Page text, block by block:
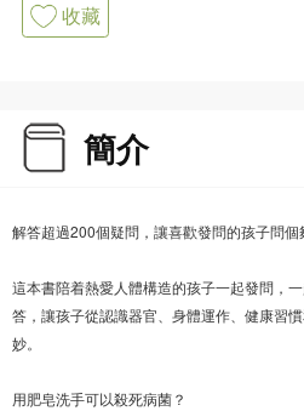
收藏
簡介
解答超過200個疑問，讓喜歡發問的孩子問個
這本書陪着熱愛人體構造的孩子一起發問，
答，讓孩子從認識器官、身體運作、健康習
妙。
用肥皂洗手可以殺死病菌？